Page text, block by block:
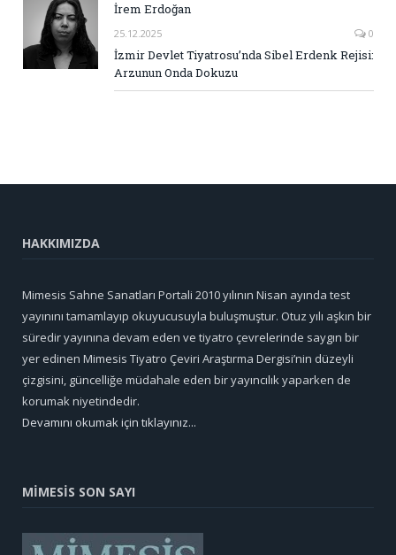
İrem Erdoğan
25.12.2025 0
İzmir Devlet Tiyatrosu’nda Sibel Erdenk Rejisi:
Arzunun Onda Dokuzu
HAKKIMIZDA
Mimesis Sahne Sanatları Portali 2010 yılının Nisan ayında test
yayınını tamamlayıp okuyucusuyla buluşmuştur. Otuz yılı aşkın bir
süredir yayınına devam eden ve tiyatro çevrelerinde saygın bir
yer edinen Mimesis Tiyatro Çeviri Araştırma Dergisi’nin düzeyli
çizgisini, güncelliğe müdahale eden bir yayıncılık yaparken de
korumak niyetindedir.
Devamını okumak için tıklayınız...
MİMESİS SON SAYI